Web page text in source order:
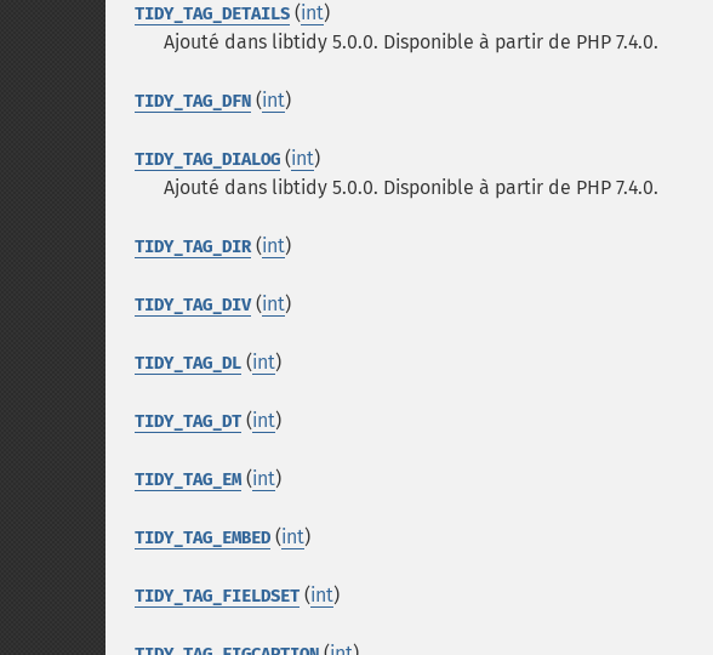
TIDY_TAG_DETAILS (int)
Ajouté dans libtidy 5.0.0. Disponible à partir de PHP 7.4.0.
TIDY_TAG_DFN (int)
TIDY_TAG_DIALOG (int)
Ajouté dans libtidy 5.0.0. Disponible à partir de PHP 7.4.0.
TIDY_TAG_DIR(int)
TIDY_TAG_DIV(int)
TIDY_TAG_DL (int)
TIDY_TAG_DT (int)
TIDY_TAG_EM(int)
TIDY_TAG_EMBED (int)
TIDY_TAG_FIELDSET (int)